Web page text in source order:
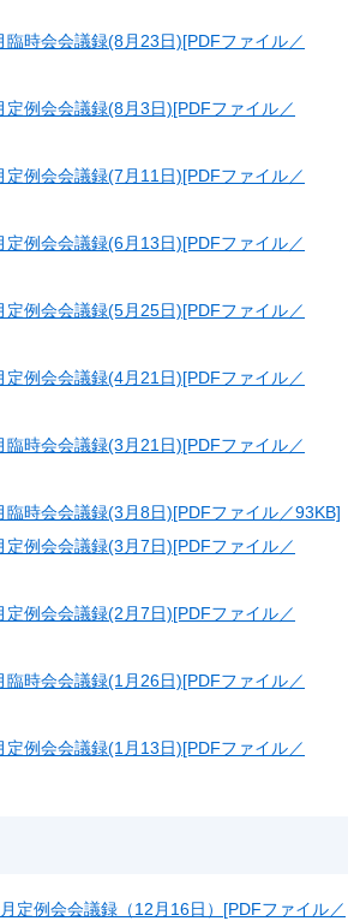
臨時会会議録(8月23日)[PDFファイル／
定例会会議録(8月3日)[PDFファイル／
定例会会議録(7月11日)[PDFファイル／
定例会会議録(6月13日)[PDFファイル／
定例会会議録(5月25日)[PDFファイル／
定例会会議録(4月21日)[PDFファイル／
臨時会会議録(3月21日)[PDFファイル／
臨時会会議録(3月8日)[PDFファイル／93KB]
定例会会議録(3月7日)[PDFファイル／
定例会会議録(2月7日)[PDFファイル／
臨時会会議録(1月26日)[PDFファイル／
定例会会議録(1月13日)[PDFファイル／
定例会会議録（12月16日）[PDFファイル／